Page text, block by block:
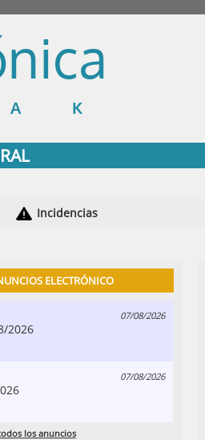
Incidencias
ELECTRÓNICO
07/08/2026
2026
07/08/2026
los anuncios